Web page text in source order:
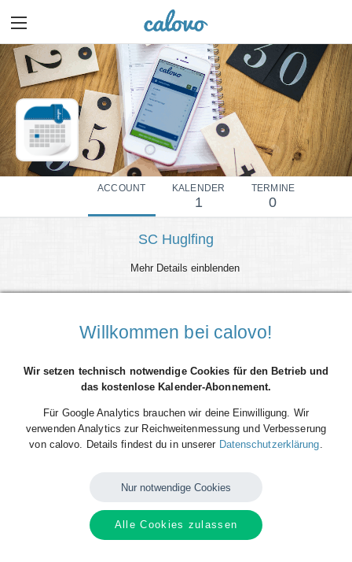
ACCOUNT KALENDER
1
TERMINE
0
SC Huglfing
Mehr Details einblenden
VerfügbareKalendervonSC Huglfing
Willkommen bei calovo!
Wir setzen technisch notwendige Cookies für den Betrieb und
das kostenlose Kalender-Abonnement.
Für Google Analytics brauchen wir deine Einwilligung. Wir
verwenden Analytics zur Reichweitenmessung und Verbesserung
von calovo. Details findest du in unserer Datenschutzerklärung
Nur notwendige Cookies
Alle Cookies zulassen